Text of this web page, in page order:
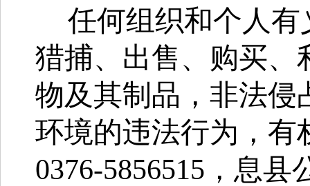
任何组织和个人
猎捕、出售、购买、
物及其制品，非法侵
环境的违法行为，有
0376-5856515 ， 息县